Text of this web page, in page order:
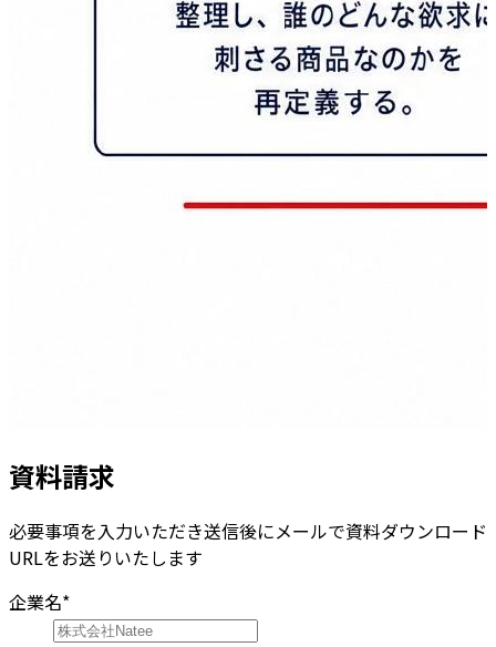
資料請求
必要事項を入力いただき送信後にメールで資料ダウンロード
URLをお送りいたします
企業名*